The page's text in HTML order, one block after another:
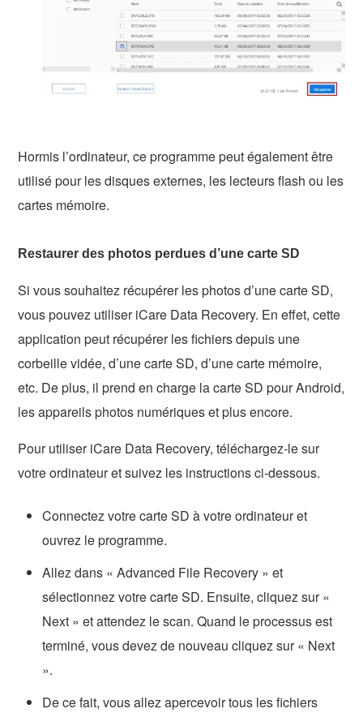
Hormis l’ordinateur, ce programme peut également être
utilisé pour les disques externes, les lecteurs flash ou les
cartes mémoire.
Restaurer des photos perdues d’une carte SD
Si vous souhaitez récupérer les photos d’une carte SD,
vous pouvez utiliser iCare Data Recovery. En effet, cette
application peut récupérer les fichiers depuis une
corbeille vidée, d’une carte SD, d’une carte mémoire,
etc. De plus, il prend en charge la carte SD pour Android,
les appareils photos numériques et plus encore.
Pour utiliser iCare Data Recovery, téléchargez-le sur
votre ordinateur et suivez les instructions ci-dessous.
Connectez votre carte SD à votre ordinateur et
ouvrez le programme.
Allez dans « Advanced File Recovery » et
sélectionnez votre carte SD. Ensuite, cliquez sur «
Next » et attendez le scan. Quand le processus est
terminé, vous devez de nouveau cliquez sur « Next
».
De ce fait, vous allez apercevoir tous les fichiers